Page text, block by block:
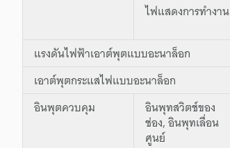
ไฟแสดงการทำงาน
แรงดันไฟฟ้าเอาต์พุตแบบอะนาล็อก
เอาต์พุตกระแสไฟแบบอะนาล็อก
อินพุตควบคุม
อินพุทสวิตช์ของ
ช่อง, อินพุทเลื่อน
ศูนย์